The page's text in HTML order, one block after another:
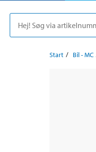
Start Bil - MC